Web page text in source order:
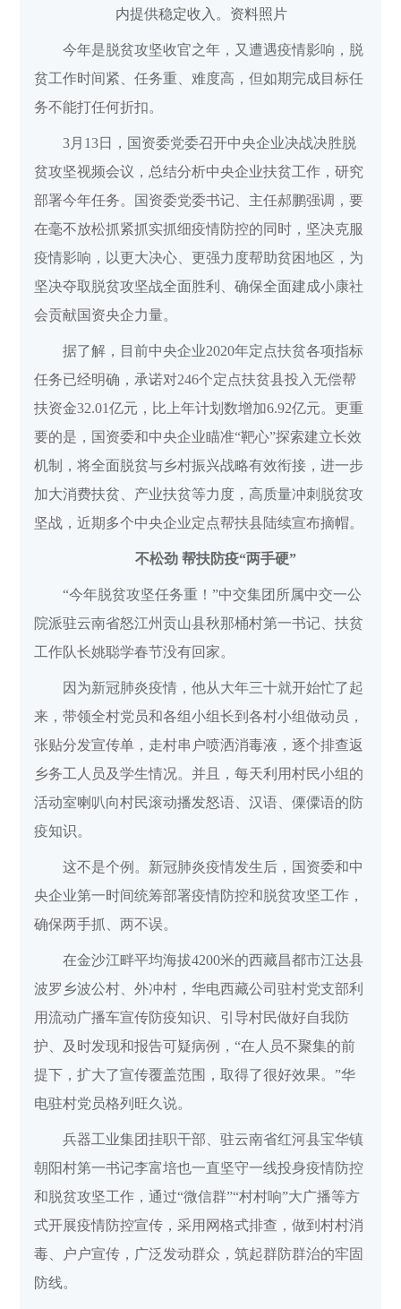
内提供稳定收入。资料照片
今年是脱贫攻坚收官之年，又遭遇疫情影响，脱
贫工作时间紧、任务重、难度高，但如期完成目标任
务不能打任何折扣。
3月13日，国资委党委召开中央企业决战决胜脱
贫攻坚视频会议，总结分析中央企业扶贫工作，研究
部署今年任务。国资委党委书记、主任郝鹏强调，要
在毫不放松抓紧抓实抓细疫情防控的同时，坚决克服
疫情影响，以更大决心、更强力度帮助贫困地区，为
坚决夺取脱贫攻坚战全面胜利、确保全面建成小康社
会贡献国资央企力量。
据了解，目前中央企业2020年定点扶贫各项指标
任务已经明确，承诺对246个定点扶贫县投入无偿帮
扶资金32.01亿元，比上年计划数增加6.92亿元。更重
要的是，国资委和中央企业瞄准“靶心”探索建立长效
机制，将全面脱贫与乡村振兴战略有效衔接，进一步
加大消费扶贫、产业扶贫等力度，高质量冲刺脱贫攻
坚战，近期多个中央企业定点帮扶县陆续宣布摘帽。
不松劲 帮扶防疫“两手硬”
“今年脱贫攻坚任务重！”中交集团所属中交一公
院派驻云南省怒江州贡山县秋那桶村第一书记、扶贫
工作队长姚聪学春节没有回家。
因为新冠肺炎疫情，他从大年三十就开始忙了起
来，带领全村党员和各组小组长到各村小组做动员，
张贴分发宣传单，走村串户喷洒消毒液，逐个排查返
乡务工人员及学生情况。并且，每天利用村民小组的
活动室喇叭向村民滚动播发怒语、汉语、傈僳语的防
疫知识。
这不是个例。新冠肺炎疫情发生后，国资委和中
央企业第一时间统筹部署疫情防控和脱贫攻坚工作，
确保两手抓、两不误。
在金沙江畔平均海拔4200米的西藏昌都市江达县
波罗乡波公村、外冲村，华电西藏公司驻村党支部利
用流动广播车宣传防疫知识、引导村民做好自我防
护、及时发现和报告可疑病例，“在人员不聚集的前
提下，扩大了宣传覆盖范围，取得了很好效果。”华
电驻村党员格列旺久说。
兵器工业集团挂职干部、驻云南省红河县宝华镇
朝阳村第一书记李富培也一直坚守一线投身疫情防控
和脱贫攻坚工作，通过“微信群”“村村响”大广播等方
式开展疫情防控宣传，采用网格式排查，做到村村消
毒、户户宣传，广泛发动群众，筑起群防群治的牢固
防线。